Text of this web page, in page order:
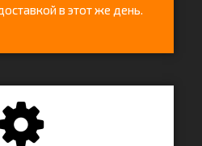
в этот же день.